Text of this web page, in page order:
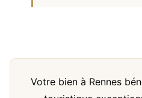
Votre bien à Rennes